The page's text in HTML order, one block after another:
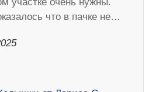
что в пачке не…